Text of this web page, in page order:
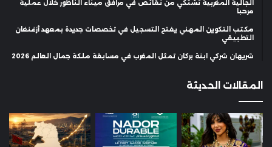
الجالية المغربية تشتكي من نقائص في مرافق ميناء الناظور خلال عملية
مرحبا
مكتب التكوين المهني يفتح التسجيل في تخصصات جديدة بمعهد أزغنغان
التطبيقي
شريهان شركي ابنة بركان تمثل المغرب في مسابقة ملكة جمال العالم 2026
المقالات الحديثة